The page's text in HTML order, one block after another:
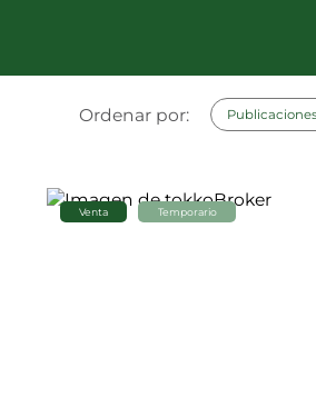
Ordenar por:
Venta Temporario